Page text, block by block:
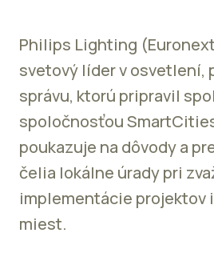
Philips Lighting
svetový líder v osvetlení,
správu, ktorú pripravil
spoločnosťou
poukazuje na dôvody a
čelia lokálne úrady pri
implementácie
miest.